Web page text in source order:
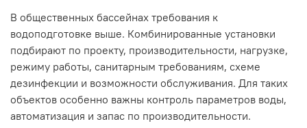
В общественных бассейнах требования к
водоподготовке выше. Комбинированные установки
подбирают по проекту, производительности, нагрузке,
режиму работы, санитарным требованиям, схеме
дезинфекции и возможности обслуживания. Для таких
объектов особенно важны контроль параметров воды,
автоматизация и запас по производительности.